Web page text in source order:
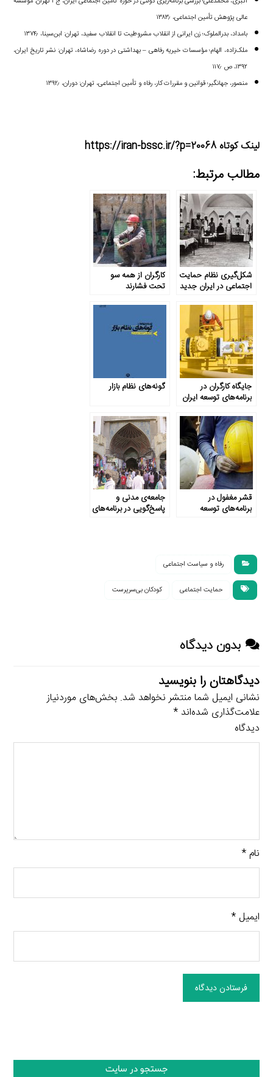
عالی پژوهش تأمین اجتماعی، ۱۳۸۳٫
بامداد، بدرالملوک؛ زن ایرانی از انقلاب مشروطیت تا انقلاب سفید، تهران: ابن‌سینا، ۱۳۷۴٫
ملک‌زاده، الهام؛ مؤسسات خیریه رفاهی – بهداشتی در دوره رضاشاه، تهران: نشر تاریخ ایران،
۱۳۹۲، ص ۱۱۷٫
منصور، جهانگیر؛ قوانین و مقررات کار، رفاه و تأمین اجتماعی، تهران: دوران، ۱۳۹۲٫
لینک کوتاه https://iran-bssc.ir/?p=20068
مطالب مرتبط:
شکل‌گیری نظام حمایت
اجتماعی در ایران جدید
کارگران از همه سو
تحت فشارند
جایگاه کارگران در
برنامه‌های توسعه ایران
گونه‌های نظام بازار
قشر مغفول در
برنامه‌های توسعه
جامعه‌ی مدنی و
پاسخ‌گویی در برنامه‌های
رفاه و سیاست اجتماعی
حمایت اجتماعی کودکان بی‌سرپرست
بدون دیدگاه
دیدگاهتان را بنویسید
نشانی ایمیل شما منتشر نخواهد شد. بخش‌های موردنیاز
علامت‌گذاری شده‌اند*
دیدگاه
نام*
ایمیل*
فرستادن دیدگاه
جستجو در سایت